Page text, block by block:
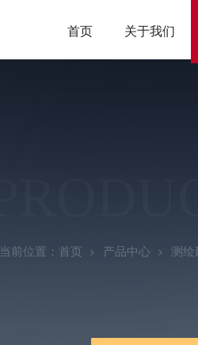
首页 关于我们
当前位置： 首页 产品中心 测绘